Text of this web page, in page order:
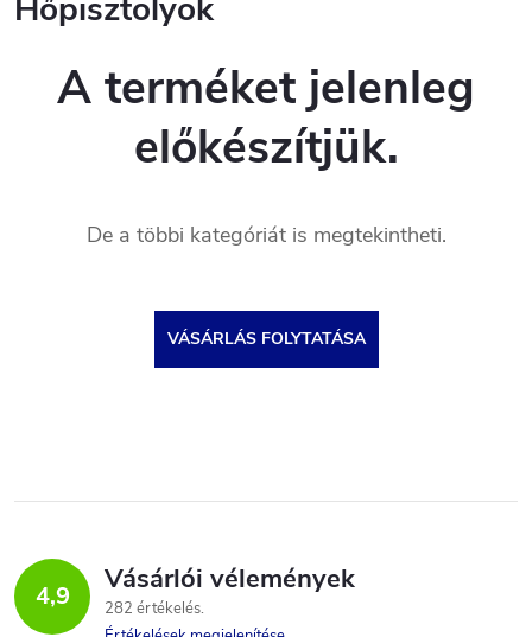
Hőpisztolyok
A terméket jelenleg
előkészítjük.
De a többi kategóriát is megtekintheti.
VÁSÁRLÁS FOLYTATÁSA
4,9 Vásárlói vélemények
282 értékelés